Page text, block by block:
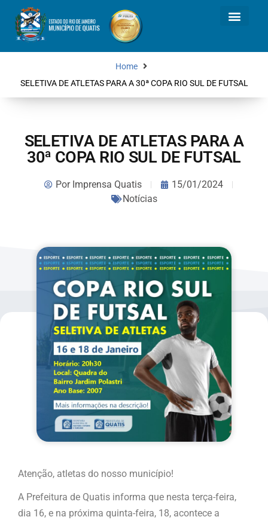
Home
SELETIVA DE ATLETAS PARA A 30ª COPA RIO SUL DE FUTSAL
SELETIVA DE ATLETAS PARA A
30ª COPA RIO SUL DE FUTSAL
PorImprensa Quatis
15/01/2024
Notícias
Atenção, atletas do nosso município!
A Prefeitura de Quatis informa que nesta terça-feira,
dia 16, e na próxima quinta-feira, 18, acontece a